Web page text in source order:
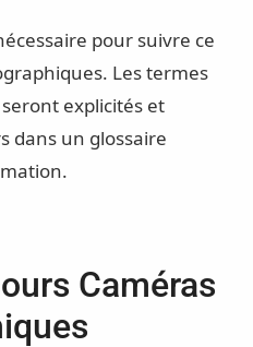
pour suivre ce
Les termes
explicités et
dans un glossaire
Caméras